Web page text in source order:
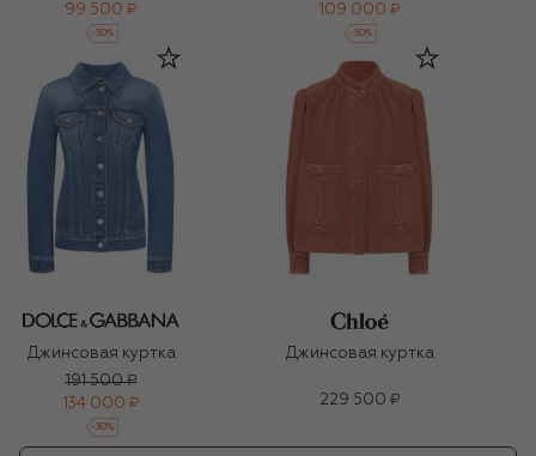
99 500 ₽
-30%
109 000 ₽
-30%
Джинсовая куртка
191 500 ₽
134 000 ₽
-30%
Джинсовая куртка
229 500 ₽